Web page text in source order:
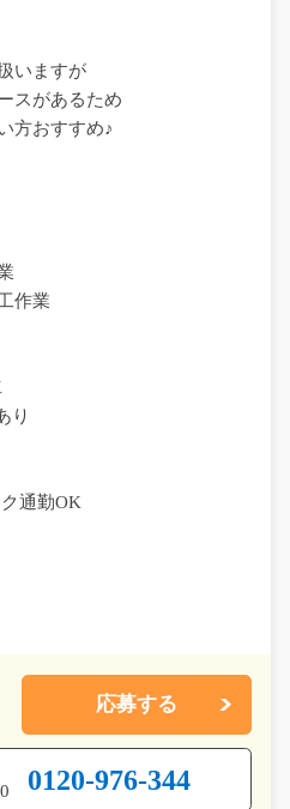
いますが
スがあるため
方おすすめ♪
作業
り
通勤OK
応募する
0120-976-344